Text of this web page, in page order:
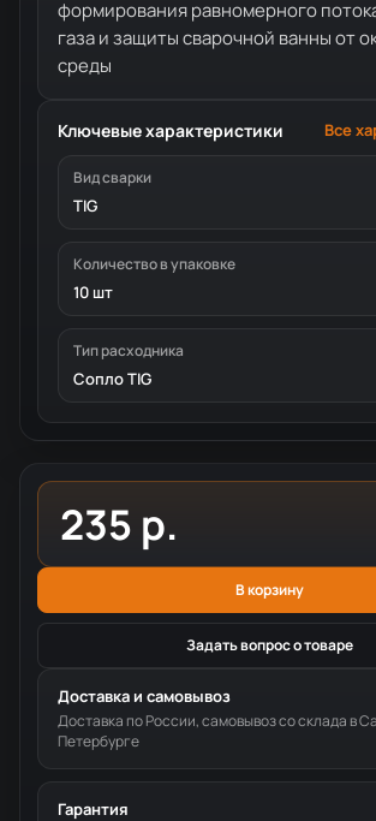
формирования равномерного
газа и защиты сварочной ванны от
среды
Ключевые характеристики Все
Вид сварки
TIG
Количество в упаковке
10 шт
Тип расходника
Сопло TIG
235 р.
В корзину
Задать вопрос о товаре
Доставка и самовывоз
Доставка по России, самовывоз со склада в
Петербурге
Гарантия